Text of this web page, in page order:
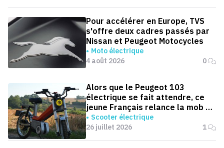
Pour accélérer en Europe, TVS
s'offre deux cadres passés par
Nissan et Peugeot Motocycles
Moto électrique
4 août 2026
0
Alors que le Peugeot 103
électrique se fait attendre, ce
jeune Français relance la mob en
version électrique
Scooter électrique
26 juillet 2026
1